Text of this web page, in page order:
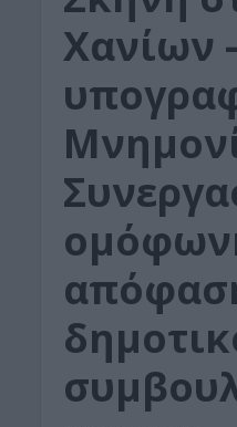
Χανίων